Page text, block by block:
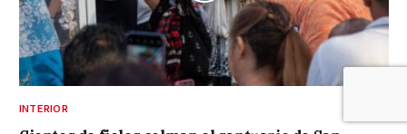
INTERIOR